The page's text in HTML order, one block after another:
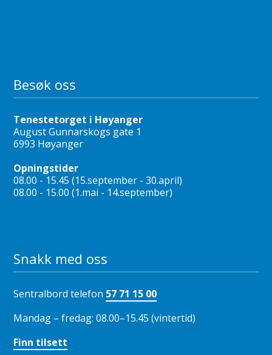
Besøk oss
Tenestetorget i Høyanger
August Gunnarskogs gate 1
6993 Høyanger
Opningstider
08.00 - 15.45 (15.september - 30.april)
08.00 - 15.00 (1.mai - 14.september)
Snakk med oss
Sentralbord telefon 57 71 15 00
Mandag – fredag: 08.00–15.45 (vintertid)
Finn tilsett